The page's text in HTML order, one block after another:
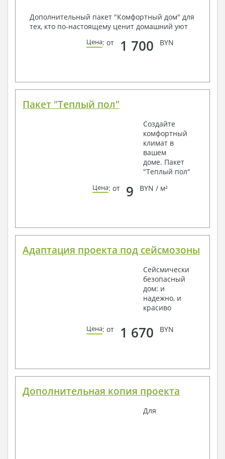
Дополнительный пакет "Комфортный дом" для
тех, кто по-настоящему ценит домашний уют
Цена: от 1 700 BYN
Пакет "Теплый пол"
Создайте
комфортный
климат в
вашем
доме. Пакет
"Теплый пол"
Цена: от 9 BYN / м²
Адаптация проекта под сейсмозоны
Сейсмически
безопасный
дом: и
надежно, и
красиво
Цена: от 1 670 BYN
Дополнительная копия проекта
Для